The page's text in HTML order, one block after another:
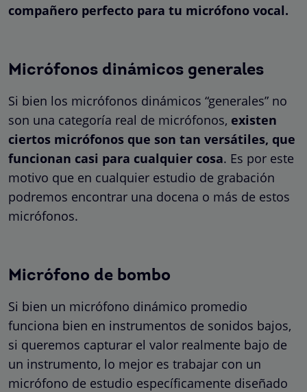
compañero perfecto para tu micrófono vocal.
Micrófonos dinámicos generales
Si bien los micrófonos dinámicos “generales” no
son una categoría real de micrófonos, existen
ciertos micrófonos que son tan versátiles, que
funcionan casi para cualquier cosa. Es por este
motivo que en cualquier estudio de grabación
podremos encontrar una docena o más de estos
micrófonos.
Micrófono de bombo
Si bien un micrófono dinámico promedio
funciona bien en instrumentos de sonidos bajos,
si queremos capturar el valor realmente bajo de
un instrumento, lo mejor es trabajar con un
micrófono de estudio específicamente diseñado